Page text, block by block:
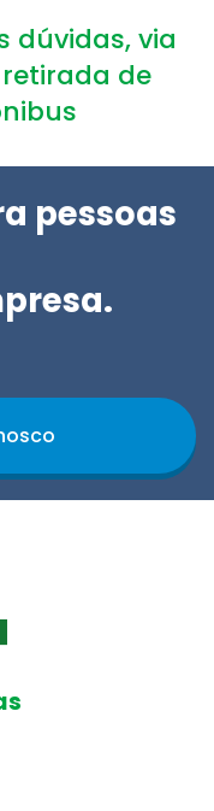
dúvidas, via
de
pessoas